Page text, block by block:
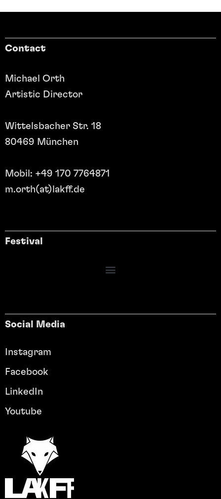
Contact
Michael Orth
Artistic Director
Wittelsbacher Str. 18
80469 München
Mobil: +49 170 7764871
m.orth(at)lakff.de
Festival
Social Media
Instagram
Facebook
LinkedIn
Youtube